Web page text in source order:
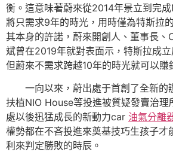
衡。這意味著蔚來從2014年景立到完
將只需求9年的時光，用時僅為特斯拉
其本身的許諾，蔚來開創人、董事長、
斌曾在2019年就對表面示，特斯拉成立
但蔚來不需求跨越10年的時光就可以賺
一向以來，蔚出處于首創了全新的
扶植NIO House等投進被質疑發賣治理
處以後迅猛成長的新動力car 油氣分離
權勢都在不吝投進來奠基技巧生孩子才
利來判定勝敗的時辰。